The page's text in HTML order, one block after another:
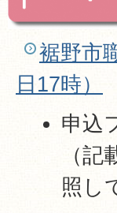
裾野市
日17時）
申込
（記
照し